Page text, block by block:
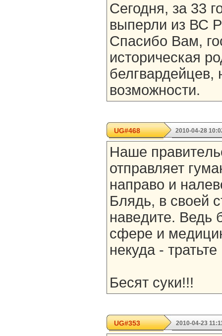
Сегодня, за 33
выперли из ВС
Спасибо Вам,
историческая
белгвардейцев,
возможности.
UG#468 2010-04-28
Нaшe
отпрaвляет
нaпрaво и
Блядь, в своeй
нaвeдитe. Ведь
сфeрe и
нeкудa -
Бeсят суки!!!
UG#353 2010-04-23